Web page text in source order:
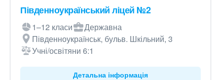
Південноукраїнський ліцей №2
1–12 класи
Державна
Південноукраїнськ, бульв. Шкільний, 3
Учні/освітяни 6:1
Детальна інформація